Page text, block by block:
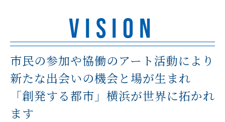
VISION
市民の参加や協働のアート活動により
新たな出会いの機会と場が生まれ
「創発する都市」横浜が世界に拓かれ
ます